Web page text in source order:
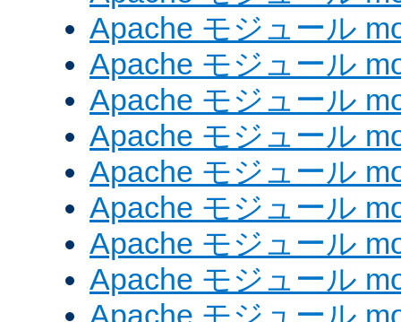
Apache モジュール
Apache モジュール
Apache モジュール
Apache モジュール
Apache モジュール
Apache モジュール
Apache モジュール
Apache モジュール
Apache モジュール